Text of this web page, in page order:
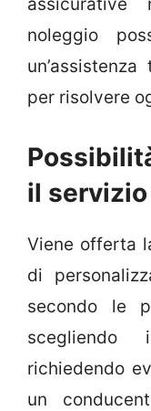
noleggio
per risolvere
il
Viene offerta
di
secondo le
richiedendo
un